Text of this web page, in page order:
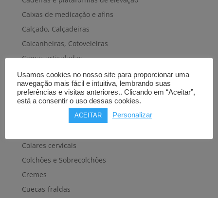
Caixas de medicação e afins
Calçado, Calçadeiras
Calcanheiras, Cotoveleiras
Camas articuladas
Carros hospitalares
Cestas, Arneses
Cintas e Faixas
Cintos, Coletes e afins
Colares cervicais
Colchões e Sobrecolchões
Cremes
Cuecas-fraldas
Usamos cookies no nosso site para proporcionar uma
navegação mais fácil e intuitiva, lembrando suas
preferências e visitas anteriores.. Clicando em “Aceitar”,
está a consentir o uso dessas cookies.
ACEITAR Personalizar